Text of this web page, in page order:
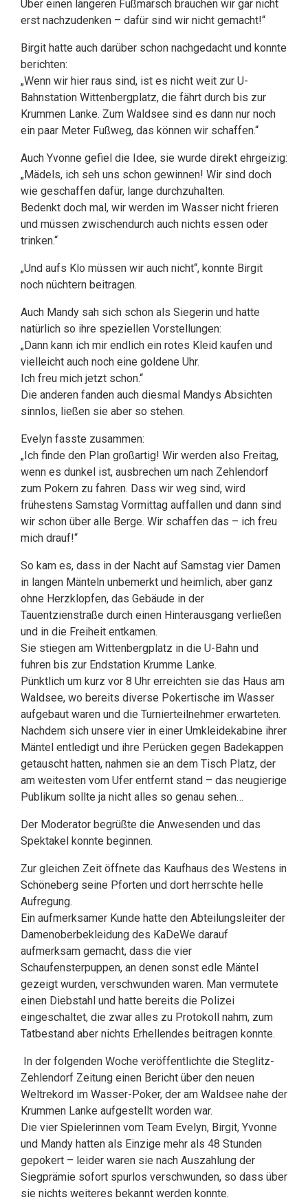
Über einen längeren Fußmarsch brauchen wir gar nicht
erst nachzudenken – dafür sind wir nicht gemacht!“
Birgit hatte auch darüber schon nachgedacht und konnte
berichten:
„Wenn wir hier raus sind, ist es nicht weit zur U-
Bahnstation Wittenbergplatz, die fährt durch bis zur
Krummen Lanke. Zum Waldsee sind es dann nur noch
ein paar Meter Fußweg, das können wir schaffen.“
Auch Yvonne gefiel die Idee, sie wurde direkt ehrgeizig:
„Mädels, ich seh uns schon gewinnen! Wir sind doch
wie geschaffen dafür, lange durchzuhalten.
Bedenkt doch mal, wir werden im Wasser nicht frieren
und müssen zwischendurch auch nichts essen oder
trinken.“
„Und aufs Klo müssen wir auch nicht“, konnte Birgit
noch nüchtern beitragen.
Auch Mandy sah sich schon als Siegerin und hatte
natürlich so ihre speziellen Vorstellungen:
„Dann kann ich mir endlich ein rotes Kleid kaufen und
vielleicht auch noch eine goldene Uhr.
Ich freu mich jetzt schon.“
Die anderen fanden auch diesmal Mandys Absichten
sinnlos, ließen sie aber so stehen.
Evelyn fasste zusammen:
„Ich finde den Plan großartig! Wir werden also Freitag,
wenn es dunkel ist, ausbrechen um nach Zehlendorf
zum Pokern zu fahren. Dass wir weg sind, wird
frühestens Samstag Vormittag auffallen und dann sind
wir schon über alle Berge. Wir schaffen das – ich freu
mich drauf!“
So kam es, dass in der Nacht auf Samstag vier Damen
in langen Mänteln unbemerkt und heimlich, aber ganz
ohne Herzklopfen, das Gebäude in der
Tauentzienstraße durch einen Hinterausgang verließen
und in die Freiheit entkamen.
Sie stiegen am Wittenbergplatz in die U-Bahn und
fuhren bis zur Endstation Krumme Lanke.
Pünktlich um kurz vor 8 Uhr erreichten sie das Haus am
Waldsee, wo bereits diverse Pokertische im Wasser
aufgebaut waren und die Turnierteilnehmer erwarteten.
Nachdem sich unsere vier in einer Umkleidekabine ihrer
Mäntel entledigt und ihre Perücken gegen Badekappen
getauscht hatten, nahmen sie an dem Tisch Platz, der
am weitesten vom Ufer entfernt stand – das neugierige
Publikum sollte ja nicht alles so genau sehen…
Der Moderator begrüßte die Anwesenden und das
Spektakel konnte beginnen.
Zur gleichen Zeit öffnete das Kaufhaus des Westens in
Schöneberg seine Pforten und dort herrschte helle
Aufregung.
Ein aufmerksamer Kunde hatte den Abteilungsleiter der
Damenoberbekleidung des KaDeWe darauf
aufmerksam gemacht, dass die vier
Schaufensterpuppen, an denen sonst edle Mäntel
gezeigt wurden, verschwunden waren. Man vermutete
einen Diebstahl und hatte bereits die Polizei
eingeschaltet, die zwar alles zu Protokoll nahm, zum
Tatbestand aber nichts Erhellendes beitragen konnte.
In der folgenden Woche veröffentlichte die Steglitz-
Zehlendorf Zeitung einen Bericht über den neuen
Weltrekord im Wasser-Poker, der am Waldsee nahe der
Krummen Lanke aufgestellt worden war.
Die vier Spielerinnen vom Team Evelyn, Birgit, Yvonne
und Mandy hatten als Einzige mehr als 48 Stunden
gepokert – leider waren sie nach Auszahlung der
Siegprämie sofort spurlos verschwunden, so dass über
sie nichts weiteres bekannt werden konnte.